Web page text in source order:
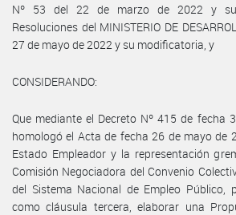
Nº 53 del 22 de marzo de 2022 y
Resoluciones del MINISTERIO DE
27 de mayo de 2022 y su modificatoria, y
CONSIDERANDO:
Que mediante el Decreto Nº 415 de fecha
homologó el Acta de fecha 26 de mayo de
Estado Empleador y la representación
Comisión Negociadora del Convenio
del Sistema Nacional de Empleo Público,
como cláusula tercera, elaborar una